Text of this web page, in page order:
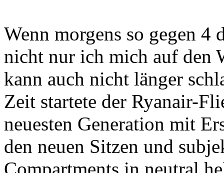
Wenn morgens so gegen 4
nicht nur ich mich auf den
kann auch nicht länger
Zeit startete der Ryanair-
neuesten Generation mit
den neuen Sitzen und
Compartments in neutral